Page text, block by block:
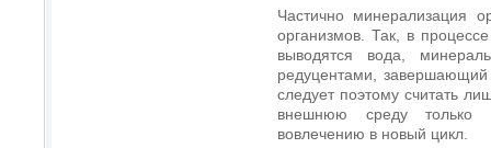
Частично минерализация
организмов. Так, в
выводятся вода,
редуцентами, завершающий
следует поэтому считать
внешнюю среду только
вовлечению в новый цикл.